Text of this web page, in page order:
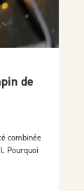
de
combinée
Pourquoi